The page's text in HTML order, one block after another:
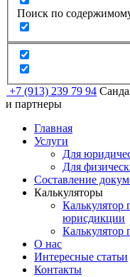
Поиск по
+7 (913) 239 79 94
и партнеры
Главная
Услуги
Для
Для
Составление
Калькуляторы
юрисдикции
О нас
Интересные статьи
Контакты